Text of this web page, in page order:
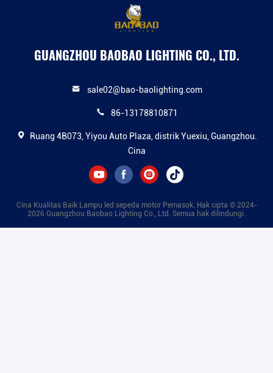
GUANGZHOU BAOBAO LIGHTING CO., LTD.
sale02@bao-baolighting.com
86-13178810871
Ruang 4B073, Yiyou Auto Plaza, distrik Yuexiu, Guangzhou.
Cina
Cina Kualitas Baik Lampu led sepeda motor Pemasok. Hak cipta © 2024-
2026 Guangzhou Baobao Lighting Co., Ltd. Semua hak dilindungi.